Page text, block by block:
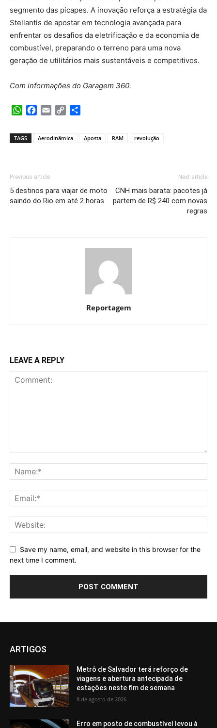
segmento das picapes. A inovação reforça a estratégia da
Stellantis de apostar em tecnologia avançada para
enfrentar os desafios da eletrificação e da economia de
combustível, preparando o terreno para uma nova
geração de utilitários mais sustentáveis e competitivos.
Com informações do Garagem 360.
WhatsApp
Facebook
Email Copy
TAGS Aerodinâmica Aposta RAM revolução
Previous article
5 destinos para viajar de moto
saindo do Rio em até 2 horas
Next article
CNH mais barata: pacotes já
partem de R$ 240 com novas
regras
Reportagem
LEAVE A REPLY
Save my name, email, and website in this browser for the
next time I comment.
ARTIGOS
Metrô de Salvador terá reforço de
viagens e abertura antecipada de
estações neste fim de semana
8 de agosto de 2026
Erro em posto de combustível levou à